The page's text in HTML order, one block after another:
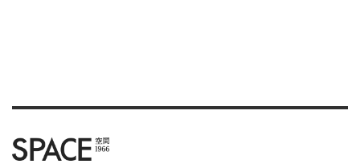
기사문의